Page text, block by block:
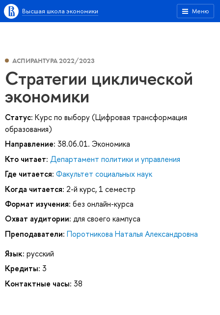
Меню
Высшая школа экономики
АСПИРАНТУРА 2022/2023
Стратегии циклической
экономики
Статус: Курс по выбору (Цифровая трансформация
образования)
Направление: 38.06.01. Экономика
Кто читает: Департамент политики и управления
Где читается: Факультет социальных наук
Когда читается: 2-й курс, 1 семестр
Формат изучения: без онлайн-курса
Охват аудитории: для своего кампуса
Преподаватели: Поротникова Наталья Александровна
Язык: русский
Кредиты: 3
Контактные часы: 38